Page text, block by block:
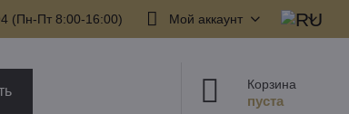
(Пн-Пт 8:00-16:00) Мой аккаунт
Корзина